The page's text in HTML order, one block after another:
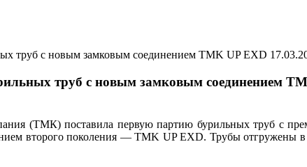
труб с новым замковым соединением
(ТМК) поставила первую партию бурильных труб с
второго поколения — TMK UP EXD. Трубы отгружены